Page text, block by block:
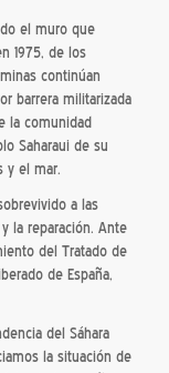
el muro que
1975, de los
continúan
barrera militarizada
la comunidad
Saharaui de su
y el mar.
a las
la reparación. Ante
del Tratado de
de España,
del Sáhara
la situación de